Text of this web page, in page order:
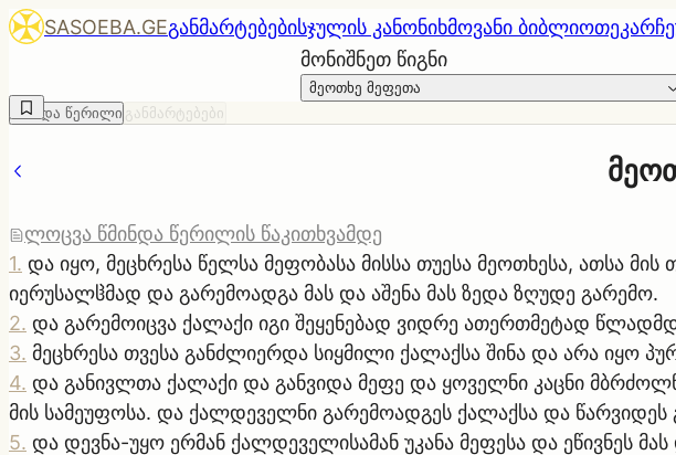
SASOEBA.GEგანმარტებებისჯულის კანონიხმოვანი ბიბლიოთეკა
მონიშნეთ წიგნი
მეოთხე მეფეთა
წმინდა წერილი განმარტებები
ლოცვა წმინდა წერილის წაკითხვამდე
1. და იყო, მეცხრესა წელსა მეფობასა მისსა თუესა მეოთხესა, ათსა
იერუსალჱმად და გარემოადგა მას და აშენა მას ზედა ზღუდე გარემო.
2. და გარემოიცვა ქალაქი იგი შეყენებად ვიდრე ათერთმეტად
3. მეცხრესა თვესა განძლიერდა სიყმილი ქალაქსა შინა და არა იყო
4. და განივლთა ქალაქი და განვიდა მეფე და ყოველნი კაცნი
მის სამეუფოსა. და ქალდეველნი გარემოადგეს ქალაქსა და წარვიდეს
5. და დევნა-უყო ერმან ქალდეველისამან უკანა მეფესა და ეწივნეს